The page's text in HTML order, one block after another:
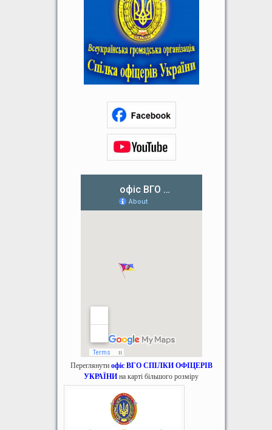
Переглянути офіс ВГО СПІЛКИ ОФІЦЕРІВ
УКРАЇНИ на карті більшого розміру